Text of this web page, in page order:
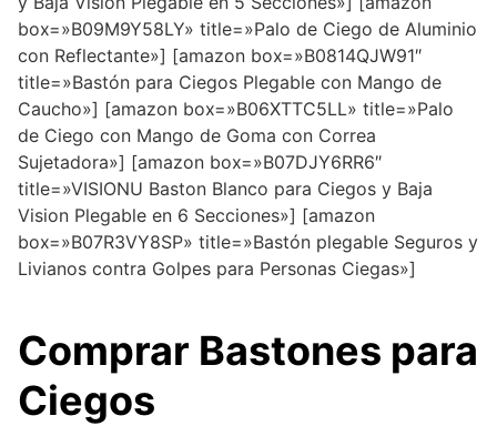
box=»B09M9Y58LY» title=»Palo de Ciego de Aluminio
con Reflectante»] [amazon box=»B0814QJW91″
title=»Bastón para Ciegos Plegable con Mango de
Caucho»] [amazon box=»B06XTTC5LL» title=»Palo
de Ciego con Mango de Goma con Correa
Sujetadora»] [amazon box=»B07DJY6RR6″
title=»VISIONU Baston Blanco para Ciegos y Baja
Vision Plegable en 6 Secciones»] [amazon
box=»B07R3VY8SP» title=»Bastón plegable Seguros y
Livianos contra Golpes para Personas Ciegas»]
Comprar Bastones para
Ciegos